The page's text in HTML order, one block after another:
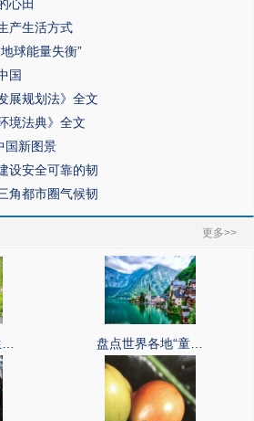
心田
产生活方式
球能量失衡”
国
展规划法》全文
境法典》全文
国新图景
设安全可靠的韧
角都市圈气候韧
更多>>
盘点世界各地“童…